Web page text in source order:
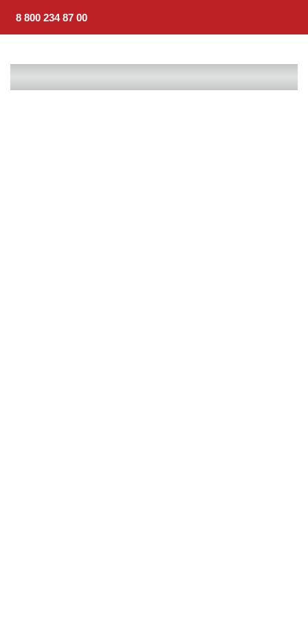
8 800 234 87 00